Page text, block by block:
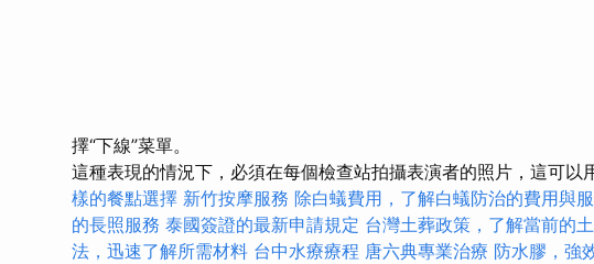
擇“下線”菜單。
這種表現的情況下，必須在每個檢查站拍攝表演者的照片，這可以
樣的餐點選擇 新竹按摩服務 除白蟻費用，了解白蟻防治的費用與
的長照服務 泰國簽證的最新申請規定 台灣土葬政策，了解當前的
法，迅速了解所需材料 台中水療療程 唐六典專業治療 防水膠，強